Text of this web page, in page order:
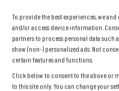
To provide the best experiences, we
and/or access device information.
partners to process personal data such
show (non-) personalized ads. Not
certain features and functions.
Click below to consent to the above or
to this site only. You can change your
Modelis:
Procesors:Intel®